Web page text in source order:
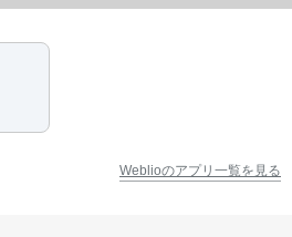
Weblioのアプリ一覧を見る